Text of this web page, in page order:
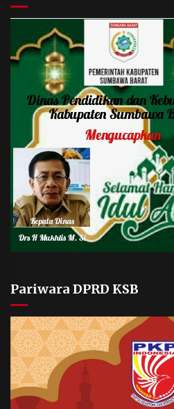
Pariwara DPRD KSB